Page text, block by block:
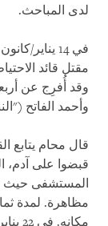
لدى المباحث.
في 14
مقتل قائد
وأحمد الفاتح
قال محام يتابع
قبضوا على آدم،
المستشفى حيث
مظاهرة. لمدة